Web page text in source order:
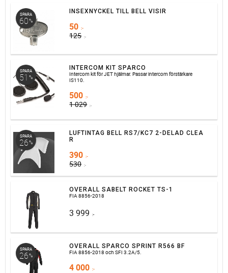
INSEXNYCKEL TILL BELL VISIR
50 :-
125 :-
SPARA
60%
INTERCOM KIT SPARCO
Intercom kit för JET hjälmar. Passar intercom förstärkare
IS110.
500 :-
1 029 :-
SPARA
51 %
LUFTINTAG BELL RS7/KC7 2-DELAD CLEA
R
390 :-
530 :-
SPARA
26%
OVERALL SABELT ROCKET TS-1
FIA 8856-2018
3 999 :-
OVERALL SPARCO SPRINT R566 BF
FIA 8856-2018 och SFI 3.2A/5.
4 000 :-
SPARA
26%